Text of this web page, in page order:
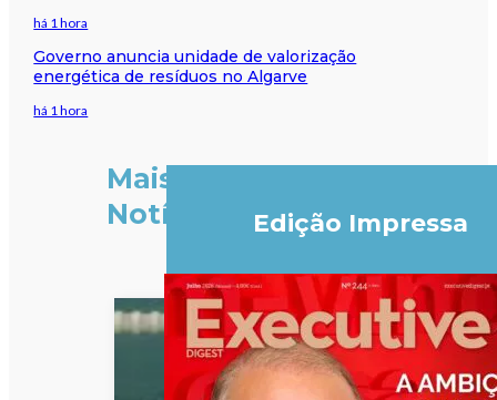
há 1 hora
Governo anuncia unidade de valorização
energética de resíduos no Algarve
há 1 hora
Mais
Notícias
Edição Impressa